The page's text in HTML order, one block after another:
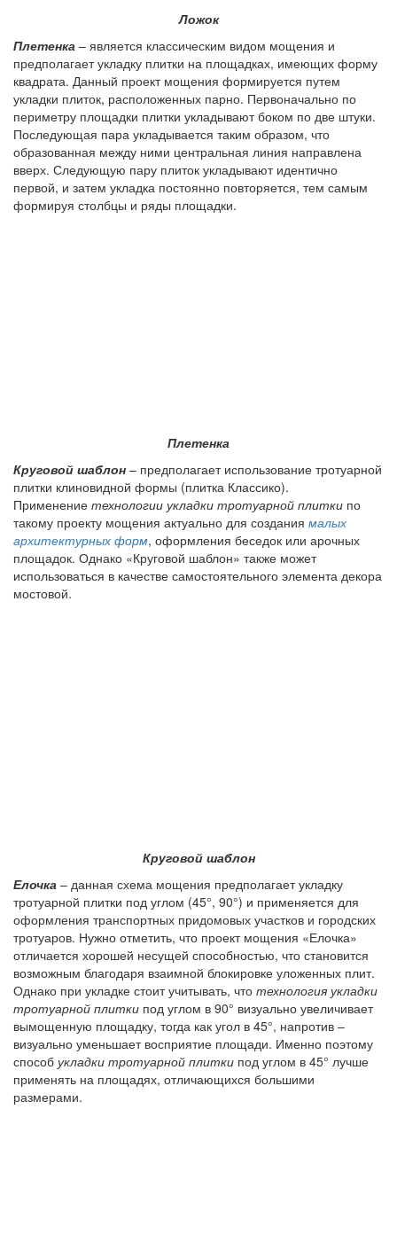
Ложок
Плетенка – является классическим видом мощения и
предполагает укладку плитки на площадках, имеющих форму
квадрата. Данный проект мощения формируется путем
укладки плиток, расположенных парно. Первоначально по
периметру площадки плитки укладывают боком по две штуки.
Последующая пара укладывается таким образом, что
образованная между ними центральная линия направлена
вверх. Следующую пару плиток укладывают идентично
первой, и затем укладка постоянно повторяется, тем самым
формируя столбцы и ряды площадки.
Плетенка
Круговой шаблон – предполагает использование тротуарной
плитки клиновидной формы (плитка Классико).
Применение технологии укладки тротуарной плитки по
такому проекту мощения актуально для создания малых
архитектурных форм, оформления беседок или арочных
площадок. Однако «Круговой шаблон» также может
использоваться в качестве самостоятельного элемента декора
мостовой.
Круговой шаблон
Елочка – данная схема мощения предполагает укладку
тротуарной плитки под углом (45°, 90°) и применяется для
оформления транспортных придомовых участков и городских
тротуаров. Нужно отметить, что проект мощения «Елочка»
отличается хорошей несущей способностью, что становится
возможным благодаря взаимной блокировке уложенных плит.
Однако при укладке стоит учитывать, что технология укладки
тротуарной плитки под углом в 90° визуально увеличивает
вымощенную площадку, тогда как угол в 45°, напротив –
визуально уменьшает восприятие площади. Именно поэтому
способ укладки тротуарной плитки под углом в 45° лучше
применять на площадях, отличающихся большими
размерами.